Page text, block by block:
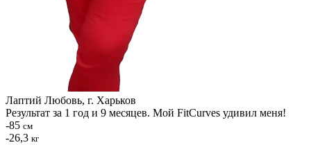
Лаптий Любовь, г. Харьков
Результат за 1 год и 9 месяцев. Мой FitCurves удивил меня!
-85 см
-26,3 кг